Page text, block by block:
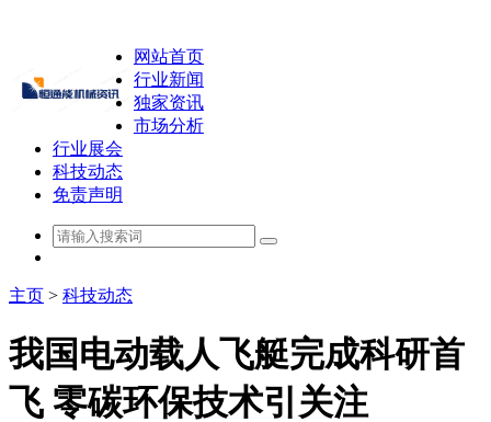
网站首页
行业新闻
独家资讯
市场分析
行业展会
科技动态
免责声明
主页 > 科技动态
我国电动载人飞艇完成科研首
飞 零碳环保技术引关注